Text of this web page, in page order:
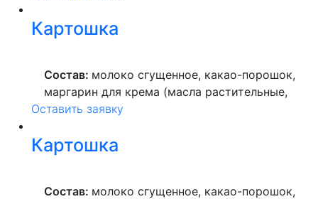
высшего сорта, продукты яичные, масло
растительное, пекарский порошок, молоко
Картошка
Состав: молоко сгущенное, какао-порошок,
маргарин для крема (масла растительные,
вода питьевая, сахар, ароматизатор,
высшего сорта, продукты яичные, масло
растительное, пекарский порошок, молоко
Оставить заявку
Картошка
Состав: молоко сгущенное, какао-порошок,